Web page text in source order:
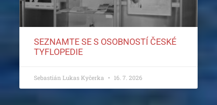
SEZNAMTE SE S OSOBNOSTÍ ČESKÉ
TYFLOPEDIE
Sebastián Lukas Kyčerka 16. 7. 2026